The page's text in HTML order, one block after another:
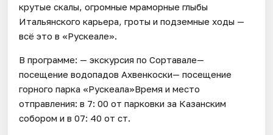
крутые скалы, огромные мраморные глыбы
Итальянского карьера, гроты и подземные ходы —
всё это в «Рускеале».
В программе: — экскурсия по Сортавале—
посещение водопадов Ахвенкоски— посещение
горного парка «Рускеала»Время и место
отправления: в 7: 00 от парковки за Казанским
собором и в 07: 40 от ст.